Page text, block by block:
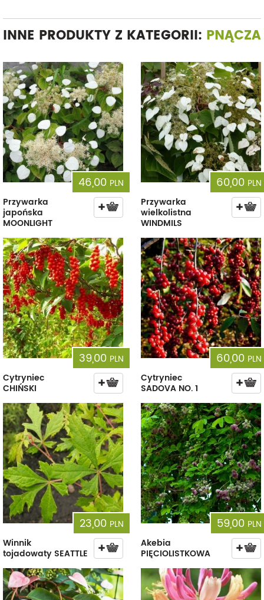
INNE PRODUKTY Z KATEGORII: PNĄCZA
46,00 PLN
Przywarka
japońska
MOONLIGHT
60,00 PLN
Przywarka
wielkolistna
WINDMILS
39,00 PLN
Cytryniec
CHIŃSKI
60,00 PLN
Cytryniec
SADOVA NO. 1
23,00 PLN
Winnik
tojadowaty SEATTLE
59,00 PLN
Akebia
PIĘCIOLISTKOWA